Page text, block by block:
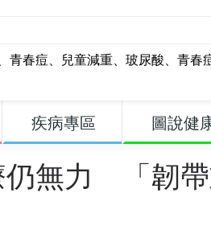
青春痘、 兒童減重、 玻尿酸、 青春
疾病專區 圖說健
仍無力 「韌